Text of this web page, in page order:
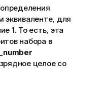
эквиваленте, для
1. То есть, эта
набора в
целое со